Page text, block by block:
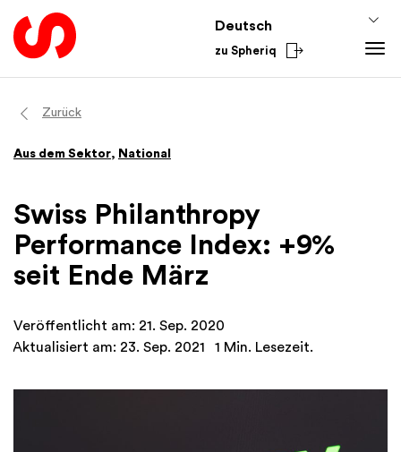
Deutsch
zu Spheriq
Verzeichnis
Recherche
Spenden-Tools
Netzwerke
Fundraising-Tipps
Finanzen
Academy
Aus dem Sektor
International
Zurück
Aus dem Sektor, National
Swiss Philanthropy
Performance Index: +9%
seit Ende März
Veröffentlicht am: 21. Sep. 2020
Aktualisiert am: 23. Sep. 2021
1 Min. Lesezeit.